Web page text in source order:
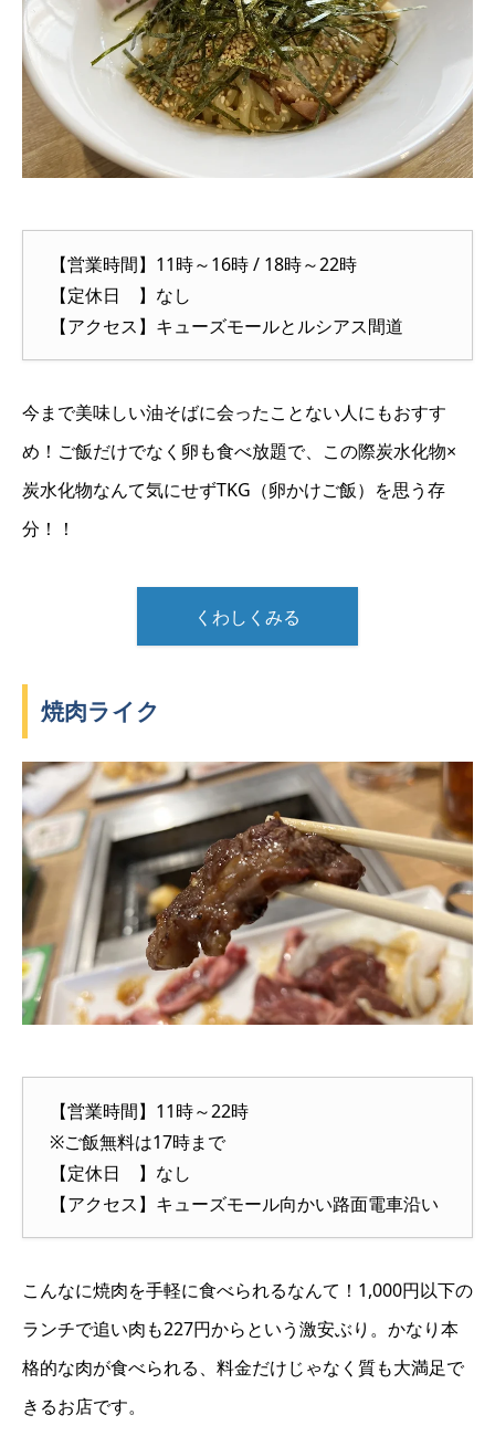
【営業時間】11時～16時 / 18時～22時
【定休日 】なし
【アクセス】キューズモールとルシアス間道
今まで美味しい油そばに会ったことない人にもおすす
め！ご飯だけでなく卵も食べ放題で、この際炭水化物×
炭水化物なんて気にせずTKG（卵かけご飯）を思う存
分！！
くわしくみる
焼肉ライク
【営業時間】11時～22時
※ご飯無料は17時まで
【定休日 】なし
【アクセス】キューズモール向かい路面電車沿い
こんなに焼肉を手軽に食べられるなんて！1,000円以下の
ランチで追い肉も227円からという激安ぶり。かなり本
格的な肉が食べられる、料金だけじゃなく質も大満足で
きるお店です。